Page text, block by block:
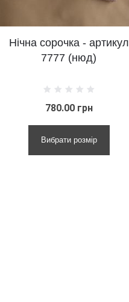
Нічна сорочка - артикул
7777 (нюд)
780.00 грн
Вибрати розмір